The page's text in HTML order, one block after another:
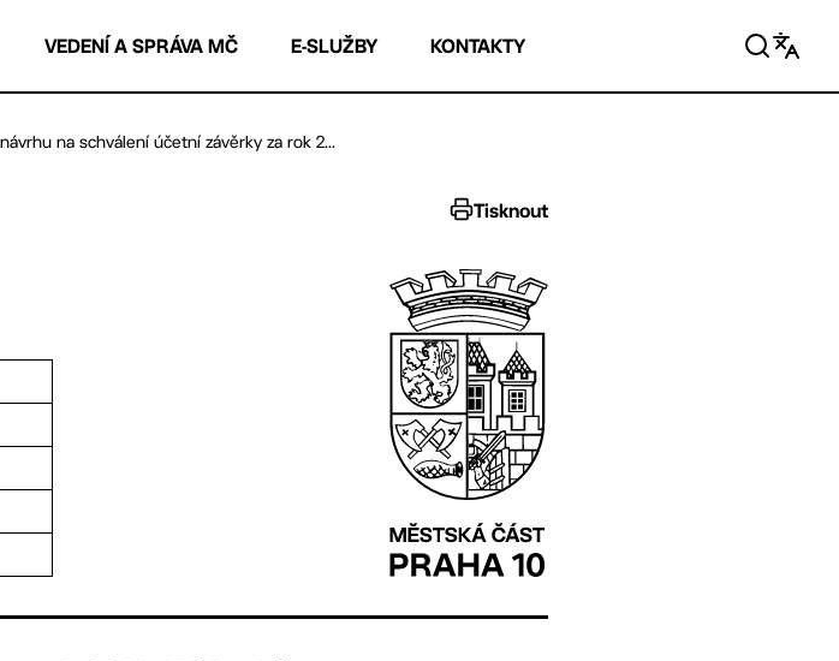
VEDENÍ A SPRÁVA MČ E-SLUŽBY KONTAKTY
na schválení účetní závěrky za rok 2...
Tisknout